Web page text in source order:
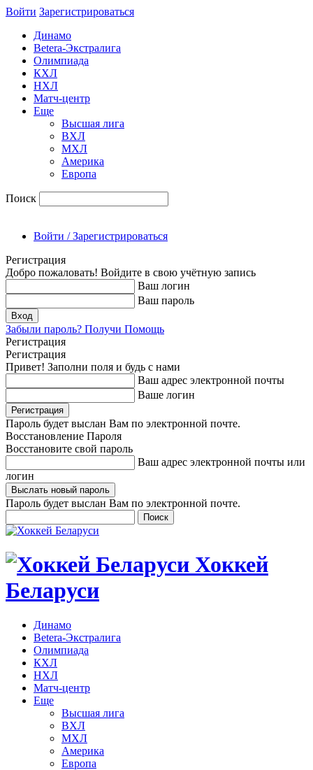
Войти Зарегиcтрироваться
Динамо
Betera-Экстралига
Олимпиада
КХЛ
НХЛ
Матч-центр
Еще
Высшая лига
ВХЛ
МХЛ
Америка
Европа
Поиск
Войти / Зарегистрироваться
Регистрация
Добро пожаловать! Войдите в свою учётную запись
Ваш логин
Ваш пароль
Забыли пароль? Получи Помощь
Регистрация
Регистрация
Привет! Заполни поля и будь с нами
Ваш адрес электронной почты
Ваше логин
Пароль будет выслан Вам по электронной почте.
Восстановление Пароля
Восстановите свой пароль
Ваш адрес электронной почты или
логин
Пароль будет выслан Вам по электронной почте.
Хоккей
Беларуси
Динамо
Betera-Экстралига
Олимпиада
КХЛ
НХЛ
Матч-центр
Еще
Высшая лига
ВХЛ
МХЛ
Америка
Европа